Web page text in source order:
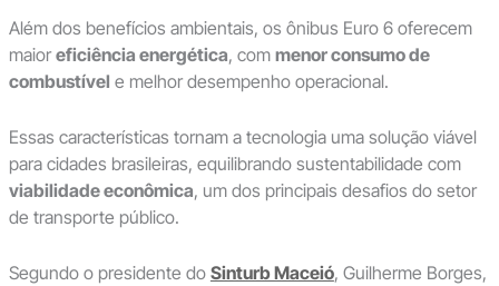
Além dos benefícios ambientais, os ônibus Euro 6 oferecem
maior eficiência energética, com menor consumo de
combustível e melhor desempenho operacional.
Essas características tornam a tecnologia uma solução viável
para cidades brasileiras, equilibrando sustentabilidade com
viabilidade econômica, um dos principais desafios do setor
de transporte público.
Segundo o presidente do Sinturb Maceió, Guilherme Borges,